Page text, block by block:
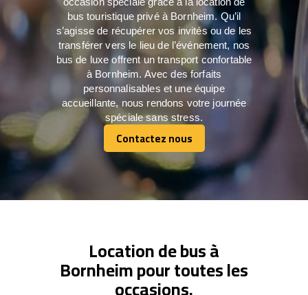
bus touristique privé à Bornheim. Qu’il
s’agisse de récupérer vos invités ou de les
transférer vers le lieu de l’événement, nos
bus de luxe offrent un transport confortable
à Bornheim. Avec des forfaits
personnalisables et une équipe
accueillante, nous rendons votre journée
spéciale sans stress.
Contactez nous
Contactez nous
Location de bus à
Bornheim pour toutes les